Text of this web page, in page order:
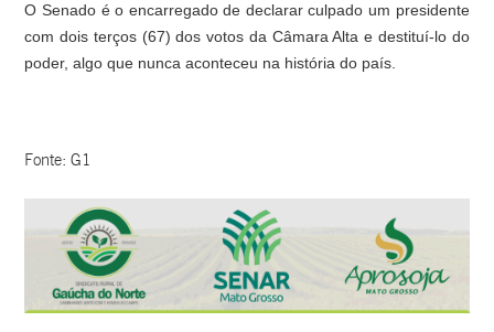
O Senado é o encarregado de declarar culpado um presidente
com dois terços (67) dos votos da Câmara Alta e destituí-lo do
poder, algo que nunca aconteceu na história do país.
Fonte: G1